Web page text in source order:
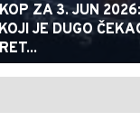
ZA 3. JUN
JE DUGO